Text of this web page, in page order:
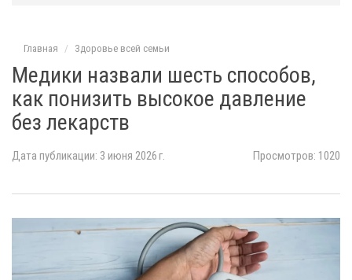
Главная Здоровье всей семьи
Медики назвали шесть способов,
как понизить высокое давление
без лекарств
Дата публикации: 3 июня 2026 г. Просмотров: 1020